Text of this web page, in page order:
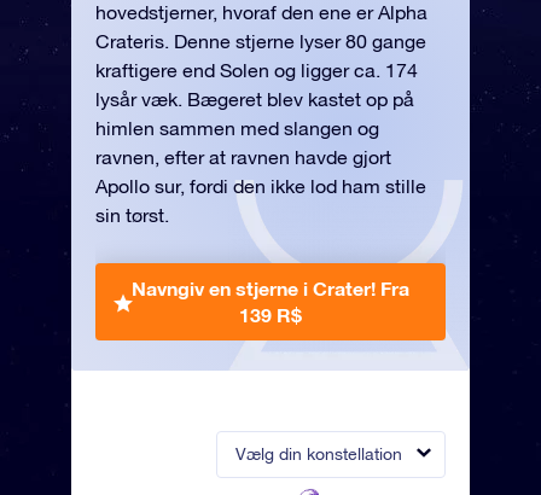
Vælg din konstellation
hovedstjerner, hvoraf den ene er Alpha
Crateris. Denne stjerne lyser 80 gange
kraftigere end Solen og ligger ca. 174
lysår væk. Bægeret blev kastet op på
himlen sammen med slangen og
ravnen, efter at ravnen havde gjort
Apollo sur, fordi den ikke lod ham stille
sin tørst.
Navngiv en stjerne i Crater! Fra
139 R$